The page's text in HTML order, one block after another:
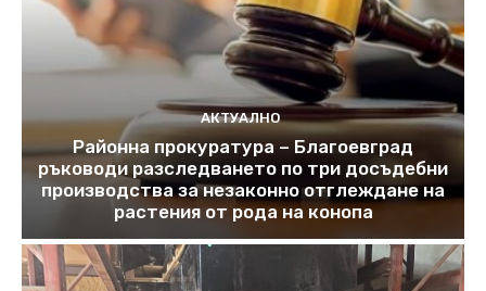
АКТУАЛНО
Районна прокуратура – Благоевград
ръководи разследването по три досъдебни
производства за незаконно отглеждане на
растения от рода на конопа